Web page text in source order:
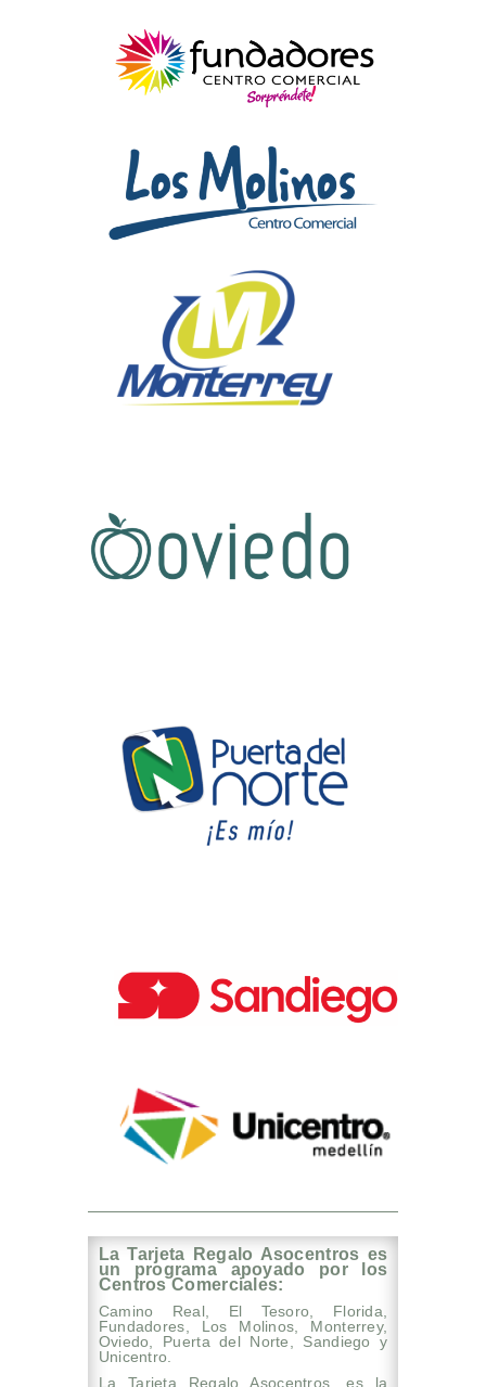
La Tarjeta Regalo Asocentros es
un programa apoyado por los
Centros Comerciales:
Camino Real, El Tesoro, Florida,
Fundadores, Los Molinos, Monterrey,
Oviedo, Puerta del Norte, Sandiego y
Unicentro.
La Tarjeta Regalo Asocentros, es la